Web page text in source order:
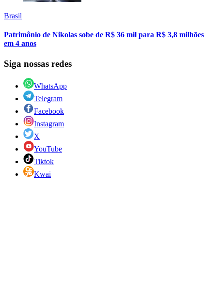
Brasil
Patrimônio de Nikolas sobe de R$ 36 mil para R$ 3,8 milhões
em 4 anos
Siga nossas redes
WhatsApp
Telegram
Facebook
Instagram
X
YouTube
Tiktok
Kwai